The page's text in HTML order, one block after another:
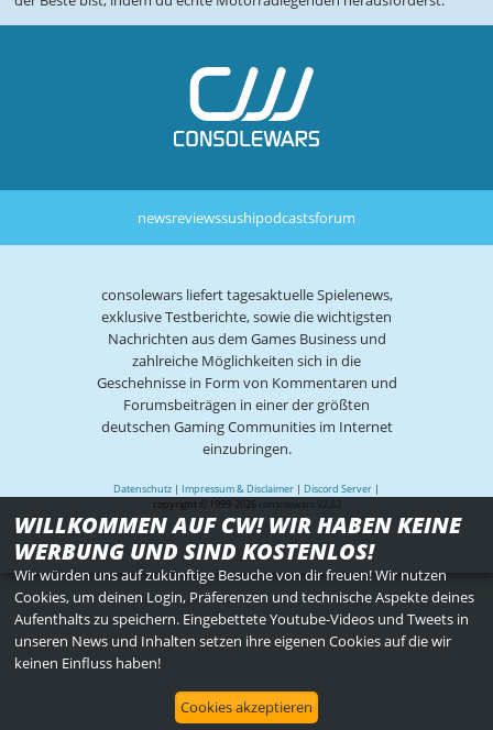
newsreviewssushipodcastsforum
consolewars liefert tagesaktuelle Spielenews,
exklusive Testberichte, sowie die wichtigsten
Nachrichten aus dem Games Business und
zahlreiche Möglichkeiten sich in die
Geschehnisse in Form von Kommentaren und
Forumsbeiträgen in einer der größten
deutschen Gaming Communities im Internet
einzubringen.
Datenschutz | Impressum & Disclaimer | Discord Server |
copyright © 1999-2026
consolewars V2.82
WILLKOMMEN AUF CW! WIR HABEN KEINE
WERBUNG UND SIND KOSTENLOS!
Wir würden uns auf zukünftige Besuche von dir freuen! Wir nutzen
Cookies, um deinen Login, Präferenzen und technische Aspekte deines
Aufenthalts zu speichern. Eingebettete Youtube-Videos und Tweets in
unseren News und Inhalten setzen ihre eigenen Cookies auf die wir
keinen Einfluss haben!
Cookies akzeptieren